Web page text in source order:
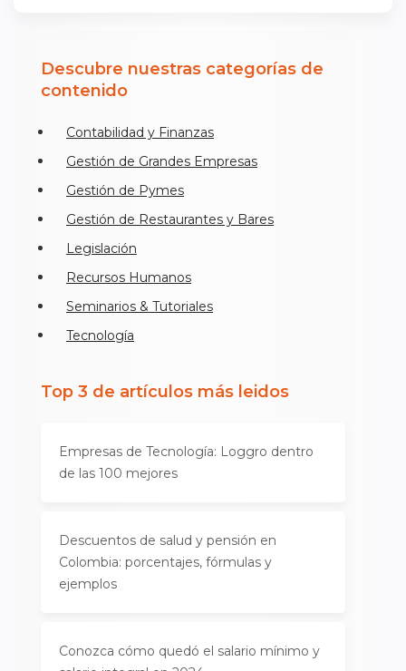
Descubre nuestras categorías de
contenido
Contabilidad y Finanzas
Gestión de Grandes Empresas
Gestión de Pymes
Gestión de Restaurantes y Bares
Legislación
Recursos Humanos
Seminarios & Tutoriales
Tecnología
Top 3 de artículos más leidos
Empresas de Tecnología: Loggro dentro
de las 100 mejores
Descuentos de salud y pensión en
Colombia: porcentajes, fórmulas y
ejemplos
Conozca cómo quedó el salario mínimo y